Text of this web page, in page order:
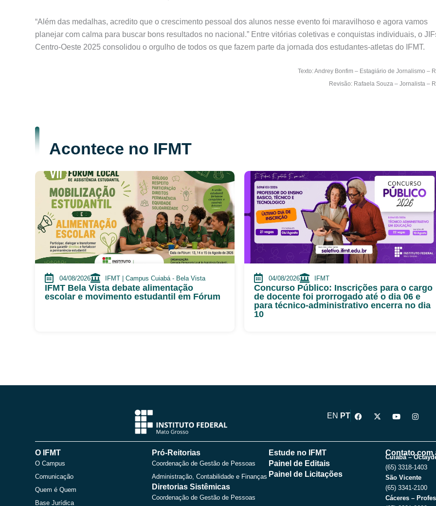
“Além das medalhas, acredito que o crescimento pessoal dos alunos nesse evento foi maravilhoso e agora vamos
planejar com calma para buscar bons resultados no nacional.” Entre vitórias coletivas e conquistas individuais, o
Centro-Oeste 2025 consolidou o orgulho de todos os que fazem parte da jornada dos estudantes-atletas do IFMT.
Texto: Andrey Bonfim – Estagiário de Jornalismo –
Revisão: Rafaela Souza – Jornalista –
Acontece no IFMT
04/08/2026 IFMT | Campus Cuiabá - Bela Vista
IFMT Bela Vista debate alimentação
escolar e movimento estudantil em Fórum
04/08/2026 IFMT
Concurso Público: Inscrições para o cargo
de docente foi prorrogado até o dia 06 e
para técnico-administrativo encerra no dia
10
EN PT
F
a
b
X
-
i
Y
o
u
b
e
I
n
a
g
r
a
m
O IFMT
O Campus
Comunicação
Quem é Quem
Base Jurídica
Pró-Reitorias
Coordenação de Gestão de Pessoas
Administração, Contabilidade e Finanças
Diretorias Sistêmicas
Coordenação de Gestão de Pessoas
Estude no IFMT
Painel de Editais
Painel de Licitações
Contato com
Cuiabá –
(65) 3318-1403
São Vicente
(65) 3341-2100
Cáceres –